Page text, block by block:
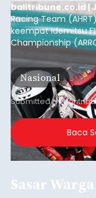
balitribune.co.id |
Racing Team
keempat Idemitsu
Championship
berlangsung di
International
Barat, pada 7–9
Nasional
Submitted by
Baca
Sasar